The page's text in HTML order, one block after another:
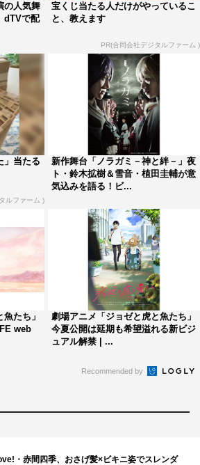
の人気舞
dTVで配
宝くじ当たる人だけがやっているこ
と、教えます
PR(合同会社デジタルファーム )
」当たる
ルファーム )
新作舞台「ノラガミ－神と絆－」夜
ト・鈴木拡樹＆雪音・植田圭輔が意
気込みを語る！ビ...
たち」
web
劇場アニメ「ジョゼと虎と魚たち」
今夏公開は延期も希望溢れる新ビジ
ュアル解禁 | ...
Recommended by
・赤間四季、おさげ髪×ビキニ姿でスレンダ